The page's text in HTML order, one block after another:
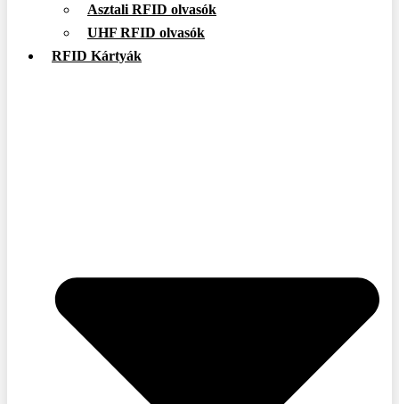
Asztali RFID olvasók
UHF RFID olvasók
RFID Kártyák